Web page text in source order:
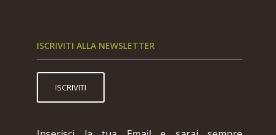
ISCRIVITI ALLA NEWSLETTER
ISCRIVITI